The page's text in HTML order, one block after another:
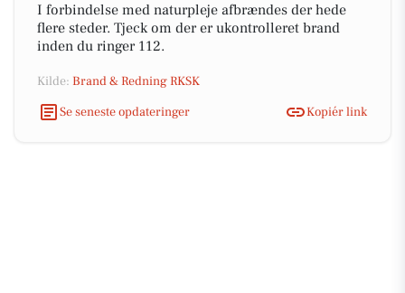
I forbindelse med naturpleje afbrændes der hede
flere steder. Tjeck om der er ukontrolleret brand
inden du ringer 112.
Kilde: Brand & Redning RKSK
Se seneste opdateringer
Kopiér link